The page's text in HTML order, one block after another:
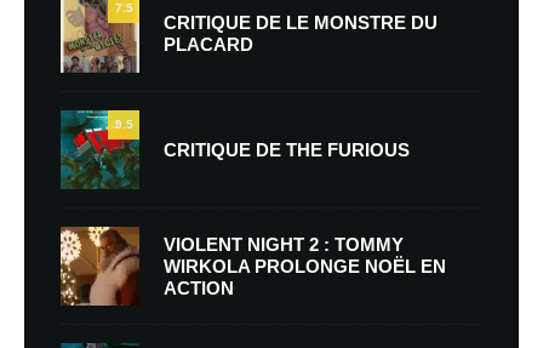
7.5
CRITIQUE DE LE MONSTRE DU
PLACARD
9.5
CRITIQUE DE THE FURIOUS
VIOLENT NIGHT 2 : TOMMY
WIRKOLA PROLONGE NOËL EN
ACTION